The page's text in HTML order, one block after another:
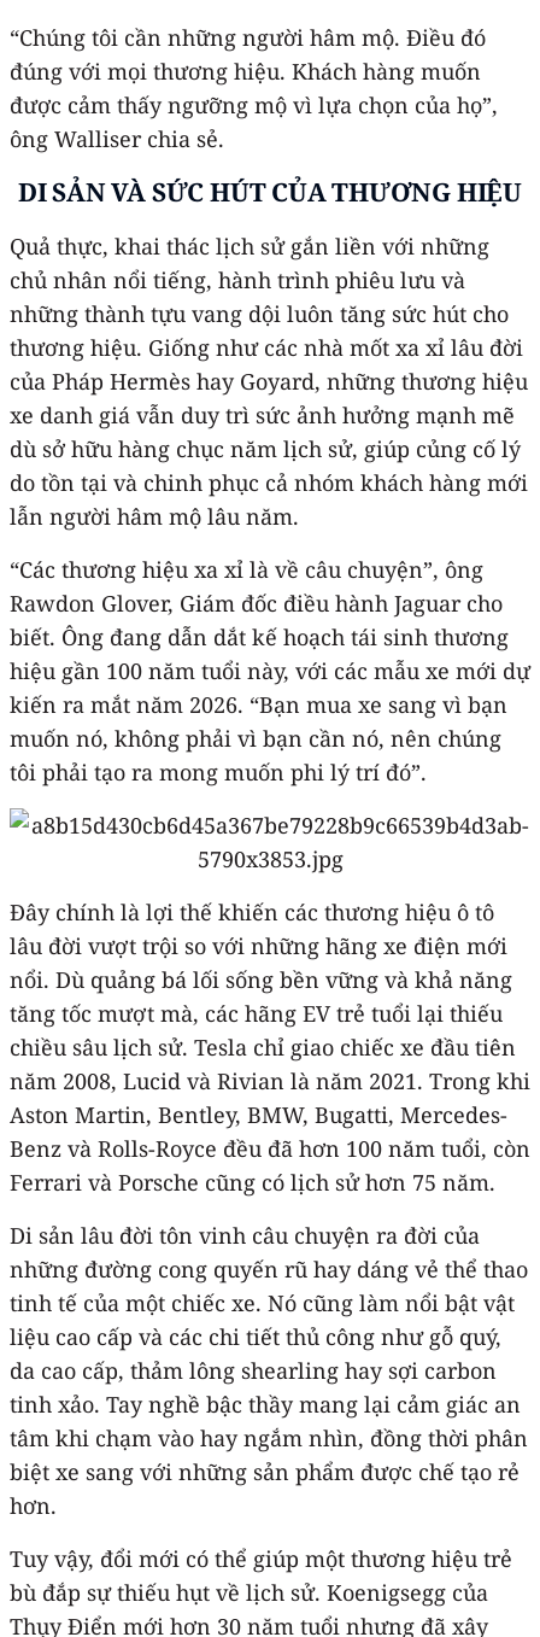
“Chúng tôi cần những người hâm mộ. Điều đó
đúng với mọi thương hiệu. Khách hàng muốn
được cảm thấy ngưỡng mộ vì lựa chọn của họ”,
ông Walliser chia sẻ.
DI SẢN VÀ SỨC HÚT CỦA THƯƠNG HIỆU
Quả thực, khai thác lịch sử gắn liền với những
chủ nhân nổi tiếng, hành trình phiêu lưu và
những thành tựu vang dội luôn tăng sức hút cho
thương hiệu. Giống như các nhà mốt xa xỉ lâu đời
của Pháp Hermès hay Goyard, những thương hiệu
xe danh giá vẫn duy trì sức ảnh hưởng mạnh mẽ
dù sở hữu hàng chục năm lịch sử, giúp củng cố lý
do tồn tại và chinh phục cả nhóm khách hàng mới
lẫn người hâm mộ lâu năm.
“Các thương hiệu xa xỉ là về câu chuyện”, ông
Rawdon Glover, Giám đốc điều hành Jaguar cho
biết. Ông đang dẫn dắt kế hoạch tái sinh thương
hiệu gần 100 năm tuổi này, với các mẫu xe mới dự
kiến ra mắt năm 2026. “Bạn mua xe sang vì bạn
muốn nó, không phải vì bạn cần nó, nên chúng
tôi phải tạo ra mong muốn phi lý trí đó”.
Đây chính là lợi thế khiến các thương hiệu ô tô
lâu đời vượt trội so với những hãng xe điện mới
nổi. Dù quảng bá lối sống bền vững và khả năng
tăng tốc mượt mà, các hãng EV trẻ tuổi lại thiếu
chiều sâu lịch sử. Tesla chỉ giao chiếc xe đầu tiên
năm 2008, Lucid và Rivian là năm 2021. Trong khi
Aston Martin, Bentley, BMW, Bugatti, Mercedes-
Benz và Rolls-Royce đều đã hơn 100 năm tuổi, còn
Ferrari và Porsche cũng có lịch sử hơn 75 năm.
Di sản lâu đời tôn vinh câu chuyện ra đời của
những đường cong quyến rũ hay dáng vẻ thể thao
tinh tế của một chiếc xe. Nó cũng làm nổi bật vật
liệu cao cấp và các chi tiết thủ công như gỗ quý,
da cao cấp, thảm lông shearling hay sợi carbon
tinh xảo. Tay nghề bậc thầy mang lại cảm giác an
tâm khi chạm vào hay ngắm nhìn, đồng thời phân
biệt xe sang với những sản phẩm được chế tạo rẻ
hơn.
Tuy vậy, đổi mới có thể giúp một thương hiệu trẻ
bù đắp sự thiếu hụt về lịch sử. Koenigsegg của
Thụy Điển mới hơn 30 năm tuổi nhưng đã xây